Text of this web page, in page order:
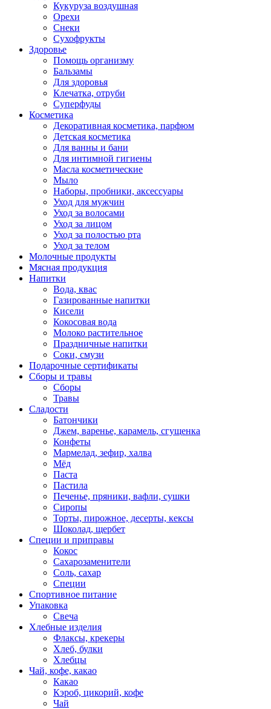
Кукуруза воздушная
Орехи
Снеки
Сухофрукты
Здоровье
Помощь организму
Бальзамы
Для здоровья
Клечатка, отруби
Суперфуды
Косметика
Декоративная косметика, парфюм
Детская косметика
Для ванны и бани
Для интимной гигиены
Масла косметические
Мыло
Наборы, пробники, аксессуары
Уход для мужчин
Уход за волосами
Уход за лицом
Уход за полостью рта
Уход за телом
Молочные продукты
Мясная продукция
Напитки
Вода, квас
Газированные напитки
Кисели
Кокосовая вода
Молоко растительное
Праздничные напитки
Соки, смузи
Подарочные сертификаты
Сборы и травы
Сборы
Травы
Сладости
Батончики
Джем, варенье, карамель, сгущенка
Конфеты
Мармелад, зефир, халва
Мёд
Паста
Пастила
Печенье, пряники, вафли, сушки
Сиропы
Торты, пирожное, десерты, кексы
Шоколад, щербет
Специи и приправы
Кокос
Сахарозаменители
Соль, сахар
Специи
Спортивное питание
Упаковка
Свеча
Хлебные изделия
Флаксы, крекеры
Хлеб, булки
Хлебцы
Чай, кофе, какао
Какао
Кэроб, цикорий, кофе
Чай